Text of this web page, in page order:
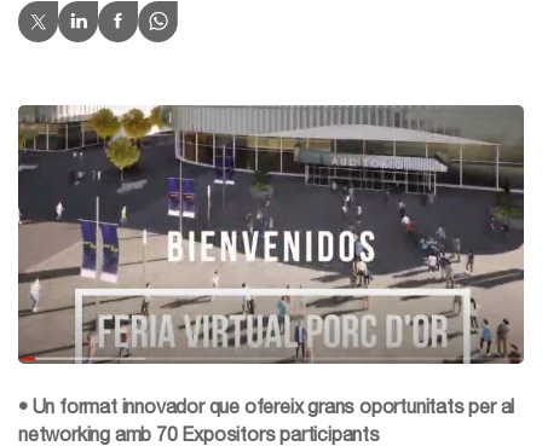
• Un format innovador que ofereix grans oportunitats per al
networking amb 70 Expositors participants